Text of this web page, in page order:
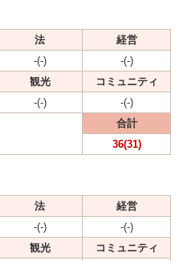
法
経営
-(-)
-(-)
観光
コミュニティ
-(-)
-(-)
合計
36(31)
法
経営
-(-)
-(-)
観光
コミュニティ